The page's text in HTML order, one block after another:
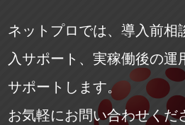
ネットプロでは、導入前相
入サポート、実稼働後の運
サポートします。
お気軽にお問い合わせくだ